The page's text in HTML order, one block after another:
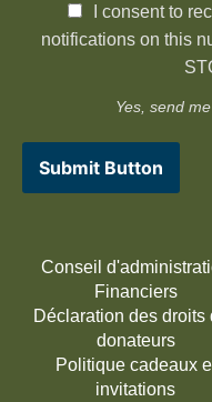
I consent to
notifications on this
Yes, send
Submit Button
Conseil
Financiers
Déclaration des droits
donateurs
Politique cadeaux
invitations